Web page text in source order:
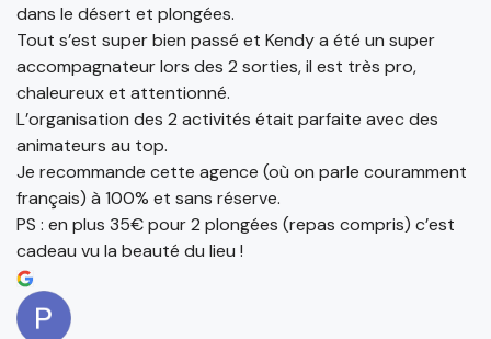
dans le désert et plongées.
Tout s’est super bien passé et Kendy a été un super
accompagnateur lors des 2 sorties, il est très pro,
chaleureux et attentionné.
L’organisation des 2 activités était parfaite avec des
animateurs au top.
Je recommande cette agence (où on parle couramment
français) à 100% et sans réserve.
PS : en plus 35€ pour 2 plongées (repas compris) c’est
cadeau vu la beauté du lieu !